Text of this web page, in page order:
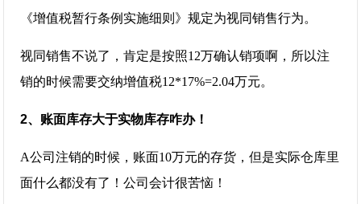
《增值税暂行条例实施细则》规定为视同销售行为。
视同销售不说了，肯定是按照12万确认销项啊，所以注
销的时候需要交纳增值税12*17%=2.04万元。
2、账面库存大于实物库存咋办！
A公司注销的时候，账面10万元的存货，但是实际仓库里
面什么都没有了！公司会计很苦恼！